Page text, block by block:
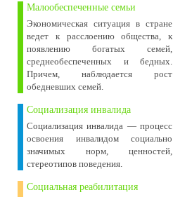
Малообеспеченные семьи
Экономическая ситуация в стране
ведет к расслоению общества, к
появлению богатых семей,
среднеобеспеченных и бедных.
Причем, наблюдается рост
обедневших семей.
Социализация инвалида
Социализация инвалида — процесс
освоения инвалидом социально
значимых норм, ценностей,
стереотипов поведения.
Социальная реабилитация